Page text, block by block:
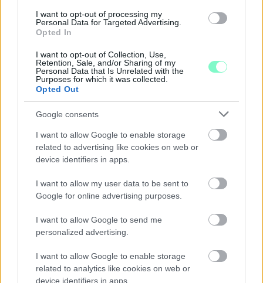
I want to opt-out of processing my
Personal Data for Targeted Advertising.
Opted In
I want to opt-out of Collection, Use,
Retention, Sale, and/or Sharing of my
Personal Data that Is Unrelated with the
Purposes for which it was collected.
Opted Out
Google consents
I want to allow Google to enable storage
related to advertising like cookies on web or
device identifiers in apps.
I want to allow my user data to be sent to
Google for online advertising purposes.
I want to allow Google to send me
personalized advertising.
I want to allow Google to enable storage
related to analytics like cookies on web or
device identifiers in apps.
FÉRFIT BÁNTALMAZTAK ÉS ALÁZTAK MEG - HELYI
INFORMÁCIÓINK SZERINT A RENDŐRSÉG MÁR
INTÉZKEDIK AZ ÜGYBEN
A felvételen egy padon alvó férfit ütnek meg, majd arra
kényszerítik, hogy térdre ereszkedve megcsókolja egyikük
bakancsát.